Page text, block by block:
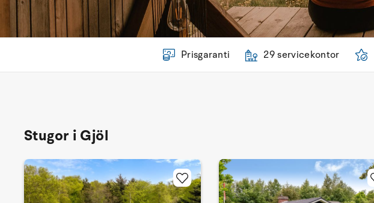
Prisgaranti 29 servicekontor
Stugor i Gjöl